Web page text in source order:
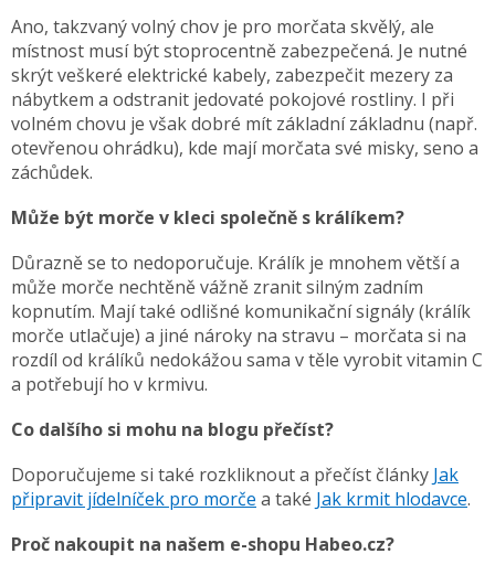
Ano, takzvaný volný chov je pro morčata skvělý, ale
místnost musí být stoprocentně zabezpečená. Je nutné
skrýt veškeré elektrické kabely, zabezpečit mezery za
nábytkem a odstranit jedovaté pokojové rostliny. I při
volném chovu je však dobré mít základní základnu (např.
otevřenou ohrádku), kde mají morčata své misky, seno a
záchůdek.
Může být morče v kleci společně s králíkem?
Důrazně se to nedoporučuje. Králík je mnohem větší a
může morče nechtěně vážně zranit silným zadním
kopnutím. Mají také odlišné komunikační signály (králík
morče utlačuje) a jiné nároky na stravu – morčata si na
rozdíl od králíků nedokážou sama v těle vyrobit vitamin C
a potřebují ho v krmivu.
Co dalšího si mohu na blogu přečíst?
Doporučujeme si také rozkliknout a přečíst články Jak
připravit jídelníček pro morče a také Jak krmit hlodavce.
Proč nakoupit na našem e-shopu Habeo.cz?